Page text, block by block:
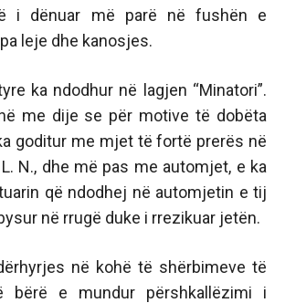
i dënuar më parë në fushën e
leje dhe kanosjes.
ka ndodhur në lagjen “Minatori”.
me dije se për motive të dobëta
goditur me mjet të fortë prerës në
N., dhe më pas me automjet, e ka
që ndodhej në automjetin e tij
në rrugë duke i rrezikuar jetën.
në kohë të shërbimeve të
bërë e mundur përshkallëzimi i